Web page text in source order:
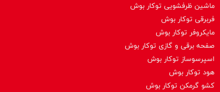
ماشین ظرفشویی توکار بوش
فربرقی توکار بوش
مایکروفر توکار بوش
صفحه برقی و گازی توکار بوش
اسپرسوساز توكار بوش
هود توکار بوش
کشو گرمکن توکار بوش